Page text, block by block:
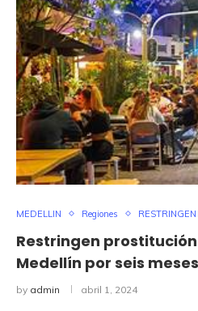
MEDELLIN Regiones
Restringen
Medellín por seis meses
by admin abril 1, 2024